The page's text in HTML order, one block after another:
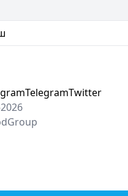
TelegramTwitter